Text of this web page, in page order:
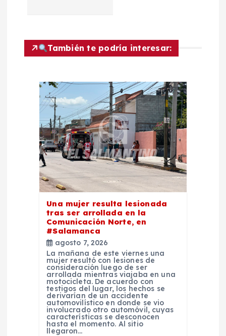
También te podría interesar:
Una mujer resulta lesionada
tras ser arrollada en la
Comunicación Norte, en
#Salamanca
agosto 7, 2026
La mañana de este viernes una
mujer resultó con lesiones de
consideración luego de ser
arrollada mientras viajaba en una
motocicleta. De acuerdo con
testigos del lugar, los hechos se
derivarían de un accidente
automovilístico en donde se vio
involucrado otro automóvil, cuyas
características se desconocen
hasta el momento. Al sitio
llegaron…